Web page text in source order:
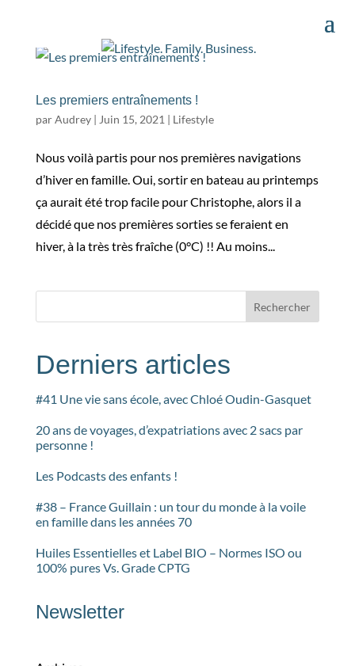
Les premiers entraînements !
parAudrey| Juin 15, 2021 | Lifestyle
Nous voilà partis pour nos premières navigations
d’hiver en famille. Oui, sortir en bateau au printemps
ça aurait été trop facile pour Christophe, alors il a
décidé que nos premières sorties se feraient en
hiver, à la très très fraîche (0°C) !! Au moins...
Rechercher
Derniers articles
#41 Une vie sans école, avec Chloé Oudin-Gasquet
20 ans de voyages, d’expatriations avec 2 sacs par
personne !
Les Podcasts des enfants !
#38 – France Guillain : un tour du monde à la voile
en famille dans les années 70
Huiles Essentielles et Label BIO – Normes ISO ou
100% pures Vs. Grade CPTG
Newsletter